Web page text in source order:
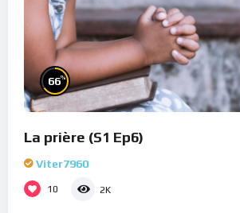
66%
La prière (S1 Ep6)
Viter7960
10 2K